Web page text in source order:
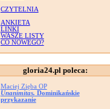
CZYTELNIA
ANKIETA
LINKI
WASZE LISTY
CO NOWEGO?
gloria24.pl poleca:
Maciej Zięba OP
Unanimitas. Dominikańskie
przykazanie